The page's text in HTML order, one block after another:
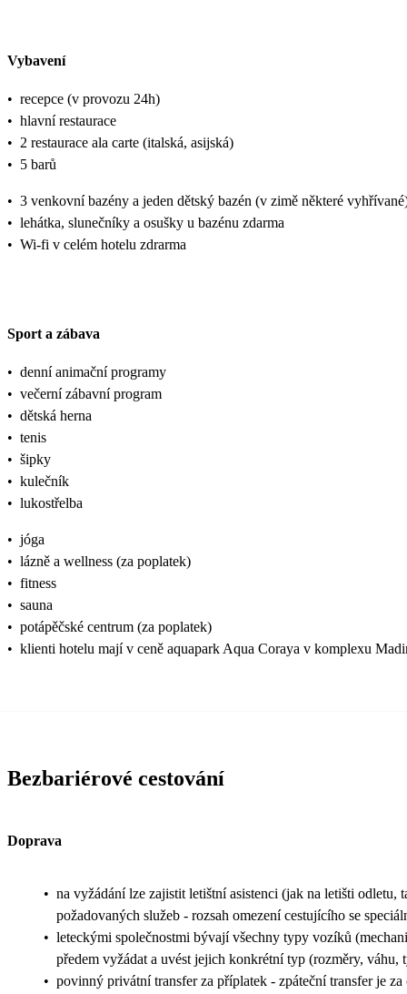
Vybavení
• recepce (v provozu 24h)
• hlavní restaurace
• 2 restaurace ala carte (italská, asijská)
• 5 barů
• 3 venkovní bazény a jeden dětský bazén (v zimě některé
• lehátka, slunečníky a osušky u bazénu zdarma
• Wi-fi v celém hotelu zdrarma
Sport a zábava
• denní animační programy
• večerní zábavní program
• dětská herna
• tenis
• šipky
• kulečník
• lukostřelba
• jóga
• lázně a wellness (za poplatek)
• fitness
• sauna
• potápěčské centrum (za poplatek)
• klienti hotelu mají v ceně aquapark Aqua Coraya v komplexu
Bezbariérové cestování
Doprava
• na vyžádání lze zajistit letištní asistenci (jak na letišti odletu,
požadovaných služeb - rozsah omezení cestujícího se
• leteckými společnostmi bývají všechny typy vozíků
předem vyžádat a uvést jejich konkrétní typ (rozměry, váhu,
• povinný privátní transfer za příplatek - zpáteční transfer je